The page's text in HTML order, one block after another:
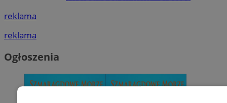
reklama
reklama
Ogłoszenia